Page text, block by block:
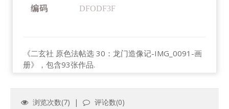
编码
DFODF3F
《二玄社 原色法帖选 30：龙门造像记-IMG_0091-画
册》，包含93张作品.
浏览次数(7) | 评论数(0)